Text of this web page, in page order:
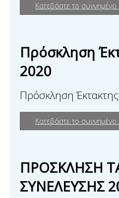
Κατεβάστε το συννημένο
Πρόσκληση
2020
Πρόσκληση
Κατεβάστε το συννημένο
ΠΡΟΣΚΛΗΣΗ
ΣΥΝΕΛΕΥΣΗΣ